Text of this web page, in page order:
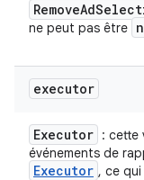
RemoveAd
ne peut pas être
executor
Executor : cette
événements de
Executor , ce